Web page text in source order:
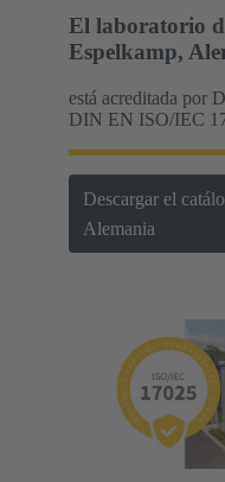
El laboratorio
Espelkamp,
está acreditada por
DIN EN ISO/IEC
Descargar el
Alemania